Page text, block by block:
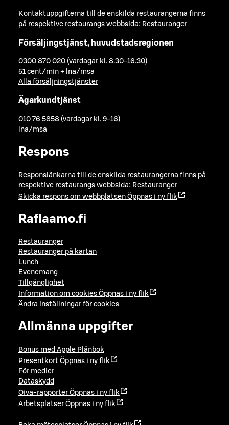
Kontaktuppgifterna till de enskilda restaurangerna finns
på respektive restaurangs webbsida: Restauranger
Försäljingstjänst, huvudstadsregionen
0300 870 020 (vardagar kl. 8.30-16.30)
51 cent/min + lna/msa
Alla försäljningstjänster
Ägarkundtjänst
010 76 5858 (vardagar kl. 9-16)
lna/msa
Respons
Responslänkarna till de enskilda restaurangerna finns på
respektive restaurangs webbsida: Restauranger
Skicka respons om webbplatsen Öppnas i ny flik
Raflaamo.fi
Restauranger
Restauranger på kartan
Lunch
Evenemang
Tillgänglighet
Information om cookies Öppnas i ny flik
Ändra inställningar för cookies
Allmänna uppgifter
Bonus med Apple Plånbok
Presentkort Öppnas i ny flik
För medier
Dataskydd
Oiva-rapporter Öppnas i ny flik
Arbetsplatser Öppnas i ny flik